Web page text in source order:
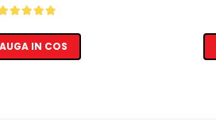
IN COS